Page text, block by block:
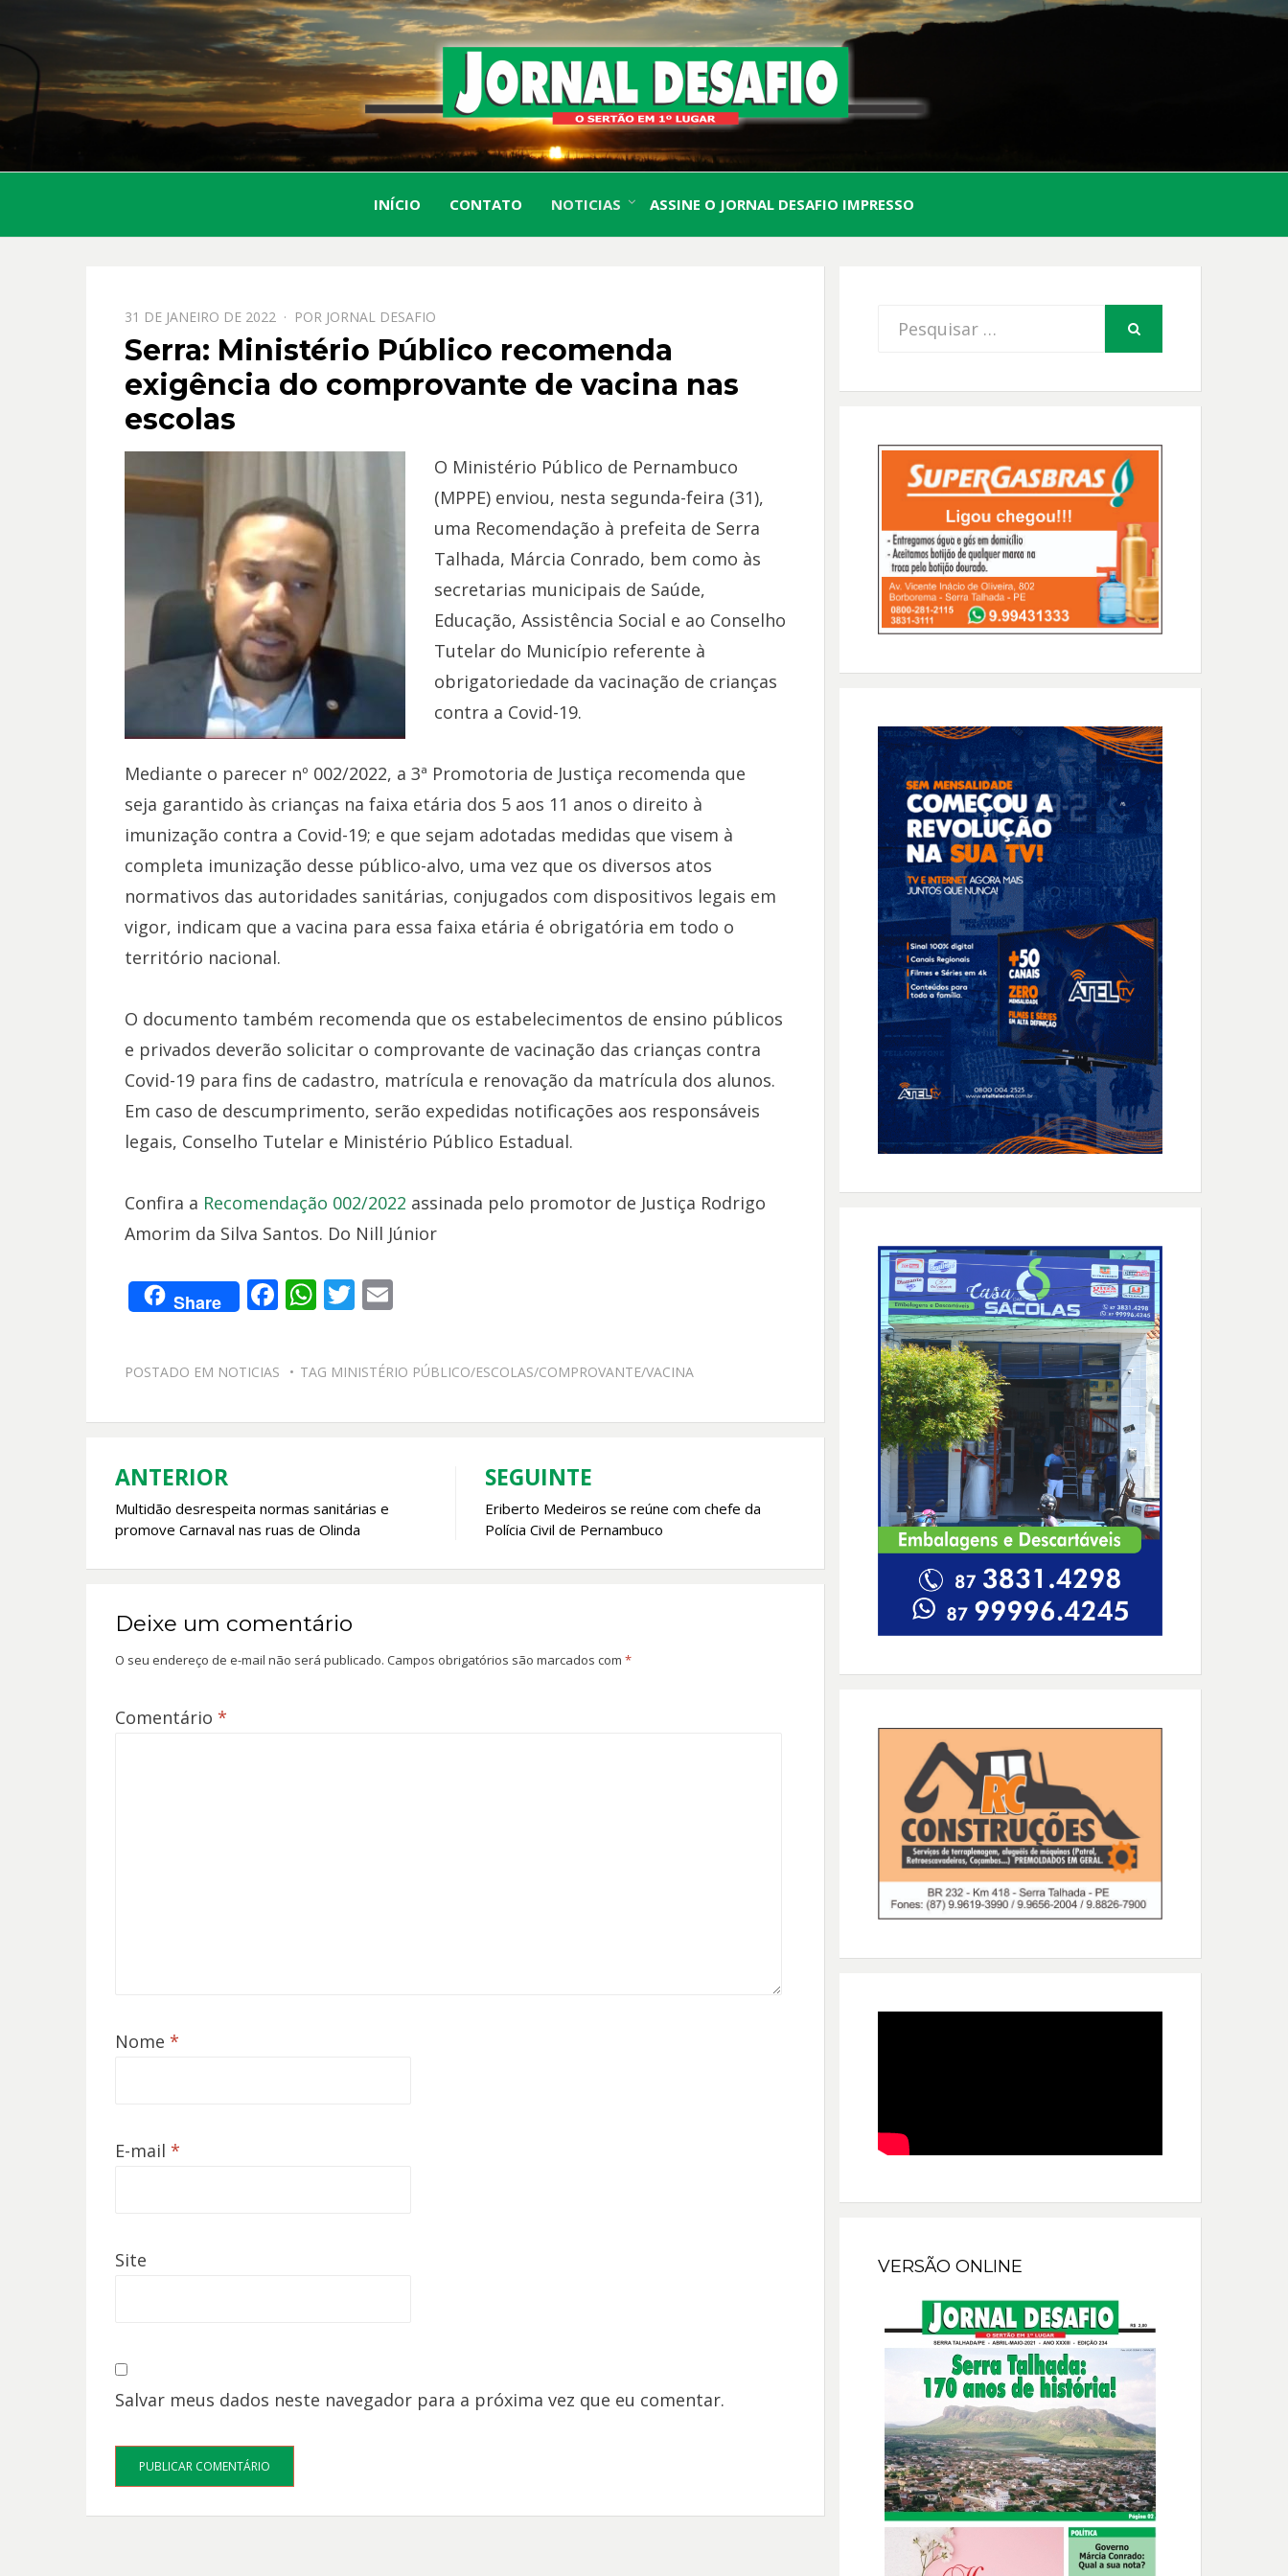
JORNAL
DESAFIO
O Sertão em 1º Lugar
INÍCIO CONTATO NOTICIAS ASSINE O JORNAL DESAFIO IMPRESSO
PPOSTADO
EM
31 DE JANEIRO DE 2022 POR JORNAL DESAFIO
Serra: Ministério Público recomenda
exigência do comprovante de vacina nas
escolas
O Ministério Público de Pernambuco
(MPPE) enviou, nesta segunda-feira (31),
uma Recomendação à prefeita de Serra
Talhada, Márcia Conrado, bem como às
secretarias municipais de Saúde,
Educação, Assistência Social e ao Conselho
Tutelar do Município referente à
obrigatoriedade da vacinação de crianças
contra a Covid-19.
Mediante o parecer nº 002/2022, a 3ª Promotoria de Justiça recomenda que
seja garantido às crianças na faixa etária dos 5 aos 11 anos o direito à
imunização contra a Covid-19; e que sejam adotadas medidas que visem à
completa imunização desse público-alvo, uma vez que os diversos atos
normativos das autoridades sanitárias, conjugados com dispositivos legais em
vigor, indicam que a vacina para essa faixa etária é obrigatória em todo o
território nacional.
O documento também recomenda que os estabelecimentos de ensino públicos
e privados deverão solicitar o comprovante de vacinação das crianças contra
Covid-19 para fins de cadastro, matrícula e renovação da matrícula dos alunos.
Em caso de descumprimento, serão expedidas notificações aos responsáveis
legais, Conselho Tutelar e Ministério Público Estadual.
Confira a Recomendação 002/2022 assinada pelo promotor de Justiça Rodrigo
Amorim da Silva Santos. Do Nill Júnior
Share F
b
o
W
s
A
T
itt
er
E
l
POSTADO EM NOTICIAS TAG MINISTÉRIO PÚBLICO/ESCOLAS/COMPROVANTE/VACINA
Navegação
de
ANTERIOR
Multidão desrespeita normas sanitárias e
promove Carnaval nas ruas de Olinda
SEGUINTE
Eriberto Medeiros se reúne com chefe da
Polícia Civil de Pernambuco
Deixe um comentário
O seu endereço de e-mail não será publicado. Campos obrigatórios são marcados com *
Comentário *
Nome *
E-mail *
Site
Salvar meus dados neste navegador para a próxima vez que eu comentar.
Procurar
VERSÃO ONLINE